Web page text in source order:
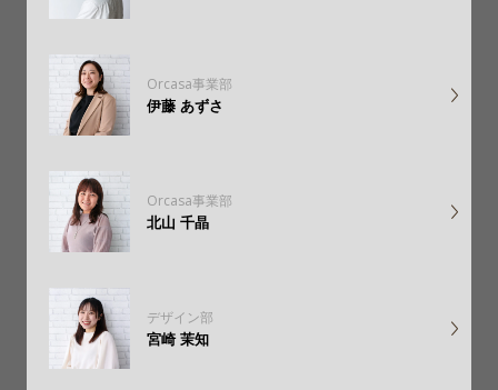
Orcasa事業部
伊藤 あずさ
Orcasa事業部
北山 千晶
デザイン部
宮崎 茉知